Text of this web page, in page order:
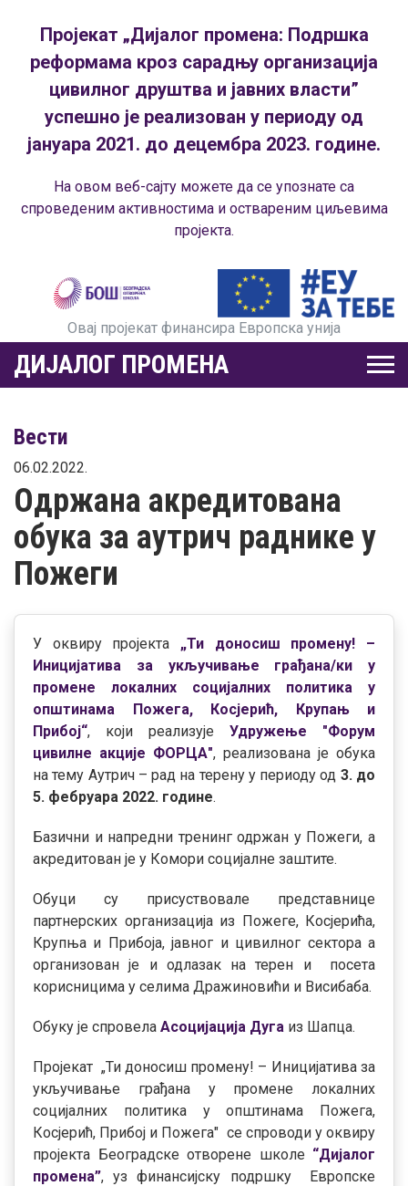
Пројекат „Дијалог промена: Подршка
реформама кроз сарадњу организација
цивилног друштва и јавних власти”
успешно је реализован у периоду од
јануара 2021. до децембра 2023. године.
На овом веб-сајту можете да се упознате са
спроведеним активностима и оствареним циљевима
пројекта.
Овај пројекат финансира Европска унија
ДИЈАЛОГ ПРОМЕНА
Вести
06.02.2022.
Одржана акредитована
обука за аутрич раднике у
Пожеги
У оквиру пројекта „Ти доносиш промену! –
Иницијатива за укључивање грађана/ки у
промене локалних социјалних политика у
општинама Пожега, Косјерић, Крупањ и
Прибој“, који реализује Удружење "Форум
цивилне акције ФОРЦА", реализована је обука
на тему Аутрич – рад на терену у периоду од 3. до
5. фебруара 2022. године.
Базични и напредни тренинг одржан у Пожеги, а
акредитован је у Комори социјалне заштите.
Обуци су присуствовале представнице
партнерских организација из Пожеге, Косјерића,
Крупња и Прибоја, јавног и цивилног сектора а
организован је и одлазак на терен и посета
корисницима у селима Дражиновићи и Висибаба.
Обуку је спровела Асоцијација Дуга из Шапца.
Пројекат „Ти доносиш промену! – Иницијатива за
укључивање грађана у промене локалних
социјалних политика у општинама Пожега,
Косјерић, Прибој и Пожега" се спроводи у оквиру
пројекта Београдске отворене школе “Дијалог
промена”, уз финансијску подршку Европске